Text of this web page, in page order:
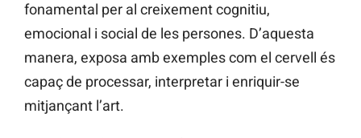
fonamental per al creixement cognitiu,
emocional i social de les persones. D’aquesta
manera, exposa amb exemples com el cervell és
capaç de processar, interpretar i enriquir-se
mitjançant l’art.